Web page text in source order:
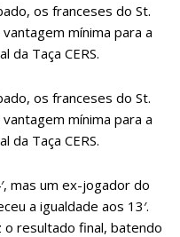
os franceses do St.
mínima para a
da Taça CERS.
os franceses do St.
mínima para a
da Taça CERS.
mas um ex-jogador do
a igualdade aos 13′.
resultado final, batendo